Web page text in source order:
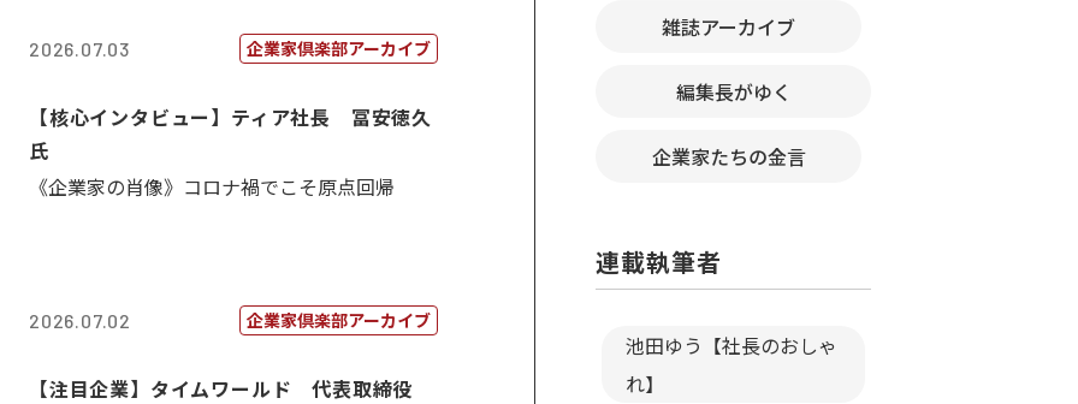
2026.07.03 企業家倶楽部アーカイブ
【核心インタビュー】ティア社長 冨安徳久
氏
《企業家の肖像》コロナ禍でこそ原点回帰
2026.07.02 企業家倶楽部アーカイブ
【注目企業】タイムワールド 代表取締役
雑誌アーカイブ
編集長がゆく
企業家たちの金言
連載執筆者
池田ゆう【社長のおしゃ
れ】